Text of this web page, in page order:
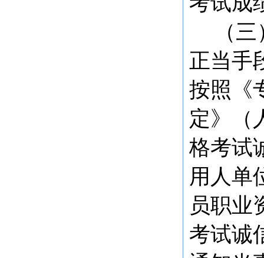
（
正当手
按照《
定》（
格考试
用人单
员职业
考试诚